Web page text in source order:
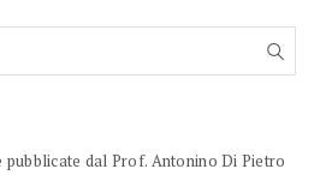
dal Prof. Antonino Di Pietro